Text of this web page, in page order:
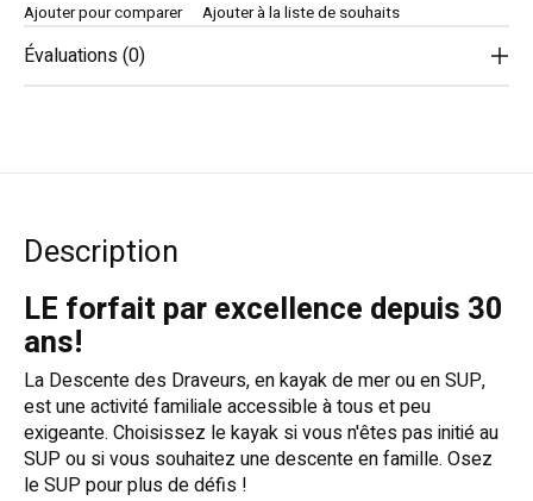
Ajouter pour comparer Ajouter à la liste de souhaits
Évaluations (0)
Description
LE forfait par excellence depuis 30
ans!
La Descente des Draveurs, en kayak de mer ou en SUP,
est une activité familiale accessible à tous et peu
exigeante. Choisissez le kayak si vous n'êtes pas initié au
SUP ou si vous souhaitez une descente en famille. Osez
le SUP pour plus de défis !